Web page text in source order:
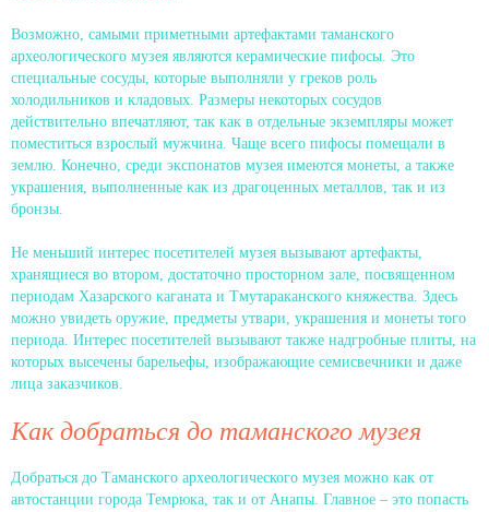
Возможно, самыми приметными артефактами таманского
археологического музея являются керамические пифосы. Это
специальные сосуды, которые выполняли у греков роль
холодильников и кладовых. Размеры некоторых сосудов
действительно впечатляют, так как в отдельные экземпляры может
поместиться взрослый мужчина. Чаще всего пифосы помещали в
землю. Конечно, среди экспонатов музея имеются монеты, а также
украшения, выполненные как из драгоценных металлов, так и из
бронзы.
Не меньший интерес посетителей музея вызывают артефакты,
хранящиеся во втором, достаточно просторном зале, посвященном
периодам Хазарского каганата и Тмутараканского княжества. Здесь
можно увидеть оружие, предметы утвари, украшения и монеты того
периода. Интерес посетителей вызывают также надгробные плиты, на
которых высечены барельефы, изображающие семисвечники и даже
лица заказчиков.
Как добраться до таманского музея
Добраться до Таманского археологического музея можно как от
автостанции города Темрюка, так и от Анапы. Главное – это попасть